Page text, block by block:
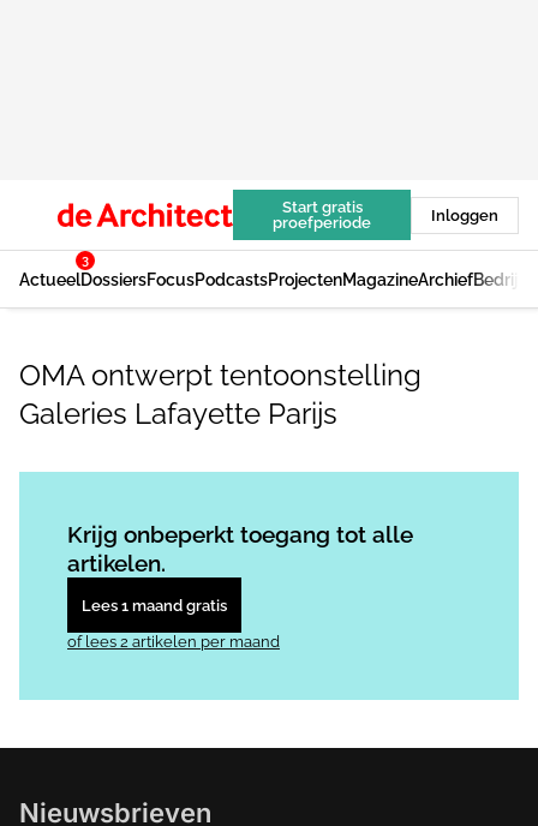
Start gratis
proefperiode
Inloggen
Actueel
3
DossiersFocusPodcastsProjectenMagazineArchief
OMA ontwerpt tentoonstelling
Galeries Lafayette Parijs
Krijg onbeperkt toegang tot alle
artikelen.
Lees 1 maand gratis
of lees 2 artikelen per maand
Nieuwsbrieven